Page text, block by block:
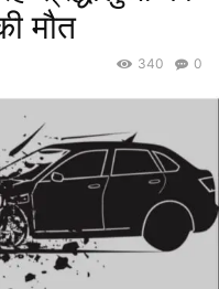
मौत
0
340